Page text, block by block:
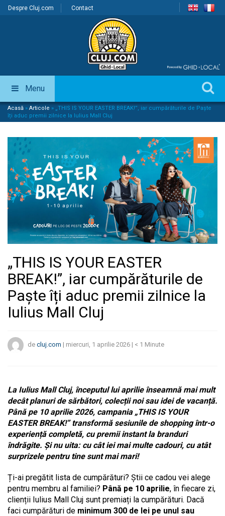
Despre Cluj.com Contact
Menu
Acasă » Articole » „THIS IS YOUR EASTER BREAK!”, iar cumpărăturile de Paște
îți aduc premii zilnice la Iulius Mall Cluj
„THIS IS YOUR EASTER
BREAK!”, iar cumpărăturile de
Paște îți aduc premii zilnice la
Iulius Mall Cluj
de cluj.com | miercuri, 1 aprilie 2026 | < 1 Minute
La Iulius Mall Cluj, începutul lui aprilie înseamnă mai mult
decât planuri de sărbători, colecții noi sau idei de vacanță.
Până pe 10 aprilie 2026, campania „THIS IS YOUR
EASTER BREAK!” transformă sesiunile de shopping într-o
experiență completă, cu premii instant la branduri
îndrăgite. Și nu uita: cu cât iei mai multe cadouri, cu atât
surprizele pentru tine sunt mai mari!
Ți-ai pregătit lista de cumpărături? Știi ce cadou vei alege
pentru membru al familiei? Până pe 10 aprilie, în fiecare zi,
clienții Iulius Mall Cluj sunt premiați la cumpărături. Dacă
faci cumpărături de minimum 300 de lei pe unul sau